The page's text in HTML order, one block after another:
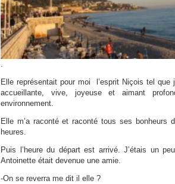
.
Elle représentait pour moi l’esprit Niçois tel que
accueillante, vive, joyeuse et aimant
environnement.
Elle m’a raconté et raconté tous ses bonheurs
heures.
Puis l’heure du départ est arrivé. J’étais un
Antoinette était devenue une amie.
-On se reverra me dit il elle ?